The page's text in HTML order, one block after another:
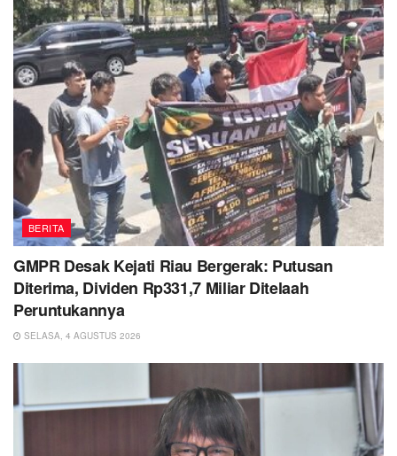
BERITA
GMPR Desak Kejati Riau Bergerak: Putusan
Diterima, Dividen Rp331,7 Miliar Ditelaah
Peruntukannya
SELASA, 4 AGUSTUS 2026